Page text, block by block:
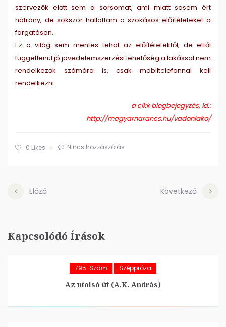
szervezők előtt sem a sorsomat, ami miatt sosem ért
hátrány, de sokszor hallottam a szokásos előítéleteket a
forgatáson.
Ez a világ sem mentes tehát az előítéletektől, de ettől
függetlenül jó jövedelemszerzési lehetőség a lakással nem
rendelkezők számára is, csak mobiltelefonnal kell
rendelkezni.
a cikk blogbejegyzés, ld.:
http://magyarnarancs.hu/vadonlako/
0 Likes Nincs hozzászólás
Előző Következő
Kapcsolódó Írások
795. Szám Széppróza
Az utolsó út (A.K. András)